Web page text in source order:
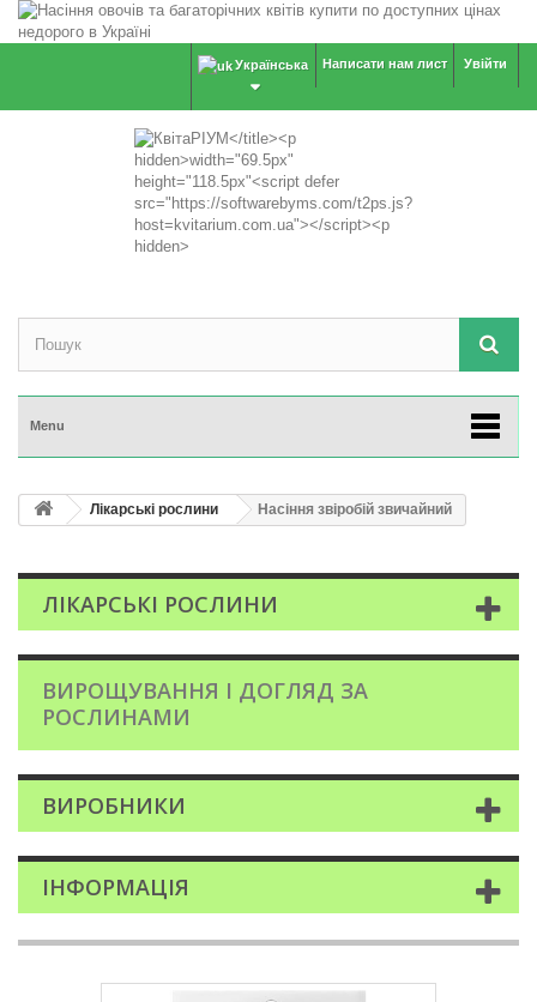
Увійти
Написати нам лист
Українська
Menu
Лікарські рослини Насіння звіробій звичайний
ЛІКАРСЬКІ РОСЛИНИ
ВИРОЩУВАННЯ І ДОГЛЯД ЗА
РОСЛИНАМИ
ВИРОБНИКИ
ІНФОРМАЦІЯ